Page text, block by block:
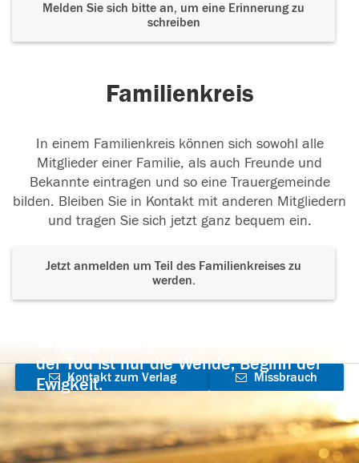
Melden Sie sich bitte an, um eine Erinnerung zu
schreiben
Familienkreis
In einem Familienkreis können sich sowohl alle
Mitglieder einer Familie, als auch Freunde und
Bekannte eintragen und so eine Trauergemeinde
bilden. Bleiben Sie in Kontakt mit anderen Mitgliedern
und tragen Sie sich jetzt ganz bequem ein.
Jetzt anmelden um Teil des Familienkreises zu
werden.
der Tod ist nur die Wende, Beginn der
Ewigkeit.
Kontakt zum Verlag
aufnehmen
Missbrauch